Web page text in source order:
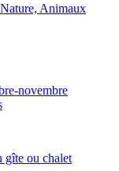
Animaux
novembre
gîte ou chalet